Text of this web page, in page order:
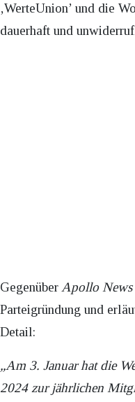
‚WerteUnion’ und die
dauerhaft und
GegenüberApollo News
Parteigründung und
Detail:
„Am 3. Januar hat die
2024 zur jährlichen